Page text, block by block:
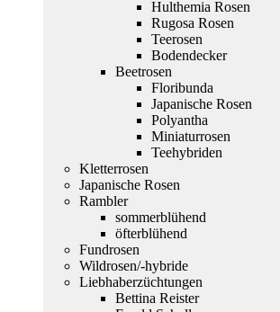
Hulthemia Rosen
Rugosa Rosen
Teerosen
Bodendecker
Beetrosen
Floribunda
Japanische Rosen
Polyantha
Miniaturrosen
Teehybriden
Kletterrosen
Japanische Rosen
Rambler
sommerblühend
öfterblühend
Fundrosen
Wildrosen/-hybride
Liebhaberzüchtungen
Bettina Reister